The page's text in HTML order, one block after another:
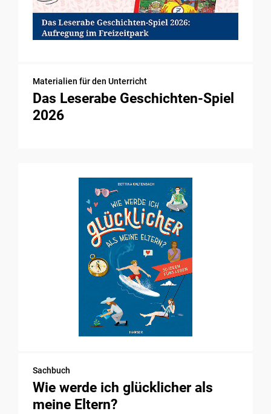
Materialien für den Unterricht
Das Leserabe Geschichten-Spiel
2026
Sachbuch
Wie werde ich glücklicher als
meine Eltern?